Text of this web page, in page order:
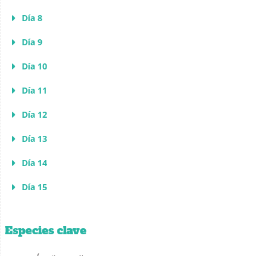
Día 8
Día 9
Día 10
Día 11
Día 12
Día 13
Día 14
Día 15
Especies clave